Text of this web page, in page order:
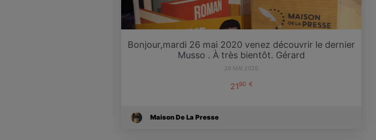
Bonjour,mardi 26 mai 2020 venez découvrir le dernier
Musso . À très bientôt. Gérard
26 MAI 2020
2190 €
Maison De La Presse